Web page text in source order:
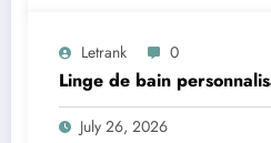
Letrank 0
Linge de bain
July 26, 2026